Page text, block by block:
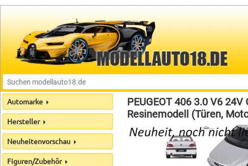
Automarke
Hersteller
Neuheitenvorschau
Figuren/Zubehör
PEUGEOT 406 3.0 V6
Resinemodell (Türen,